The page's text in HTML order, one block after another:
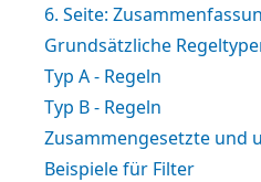
6. Seite:
Grundsätzliche
Typ A - Regeln
Typ B - Regeln
Zusammengesetzte und
Beispiele für Filter